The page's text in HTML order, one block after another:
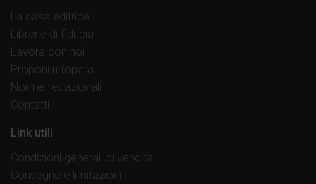
La casa editrice
Librerie di fiducia
Lavora con noi
Proponi un’opera
Norme redazionali
Contatti
Link utili
Condizioni generali di vendita
Consegne e limitazioni